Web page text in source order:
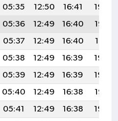
05:35 12:50 16:41
19:54
05:36 12:49 16:40
19:53
05:37 12:49 16:40
19:51
05:38 12:49 16:39
19:50
05:39 12:49 16:39
19:49
05:40 12:49 16:38
19:47
05:41 12:49 16:38
19:46